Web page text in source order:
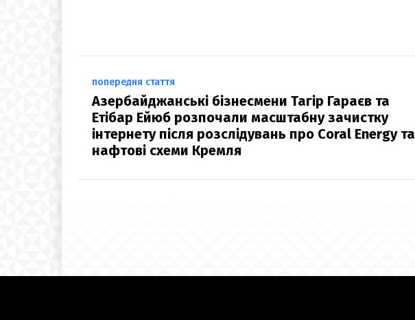
попередня стаття
Азербайджанські бізнесмени Тагір Гараєв та
Етібар Ейюб розпочали масштабну зачистку
інтернету після розслідувань про Coral Energy та
нафтові схеми Кремля